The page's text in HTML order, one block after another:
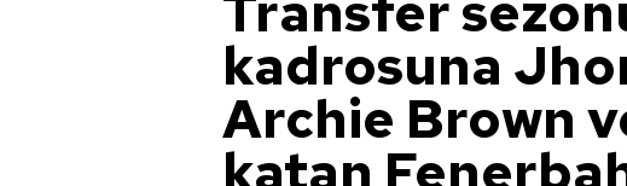
kadrosuna
Archie Brown
katan